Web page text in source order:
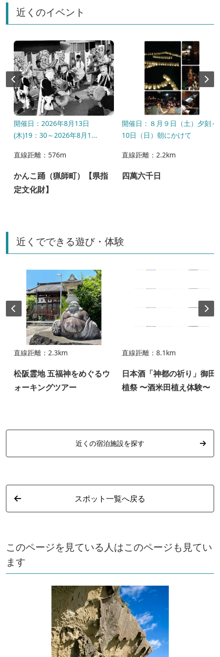
近くのイベント
開催日：2026年8月13日
(木)19：30～2026年8月1...
直線距離：576m
かんこ踊（猟師町）【県指
定文化財】
開催日：８月９日（土）夕刻～
10日（日）朝にかけて
直線距離：2.2km
四萬六千日
近くでできる遊び・体験
直線距離：2.3km
松阪霊地 五福神をめぐるウ
ォーキングツアー
直線距離：8.1km
日本酒「神都の祈り」御田
植祭 〜酒米田植え体験〜
近くの宿泊施設を探す
スポット一覧へ戻る
このページを見ている人はこのページも見てい
ます